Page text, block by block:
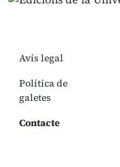
Avís legal
Política de
galetes
Contacte